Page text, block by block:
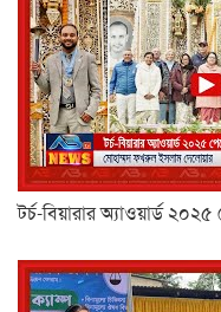
টর্চ-বিয়ারার অ্যাওয়ার্ড